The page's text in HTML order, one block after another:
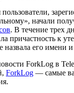
начали
. В течение трех
причастность к
назвала его имени
ForkLog в
ForkLog — самые